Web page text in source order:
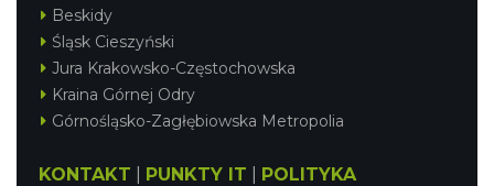
Beskidy
Śląsk Cieszyński
Jura Krakowsko-Częstochowska
Kraina Górnej Odry
Górnośląsko-Zagłębiowska Metropolia
KONTAKT PUNKTY IT
POLITYKA